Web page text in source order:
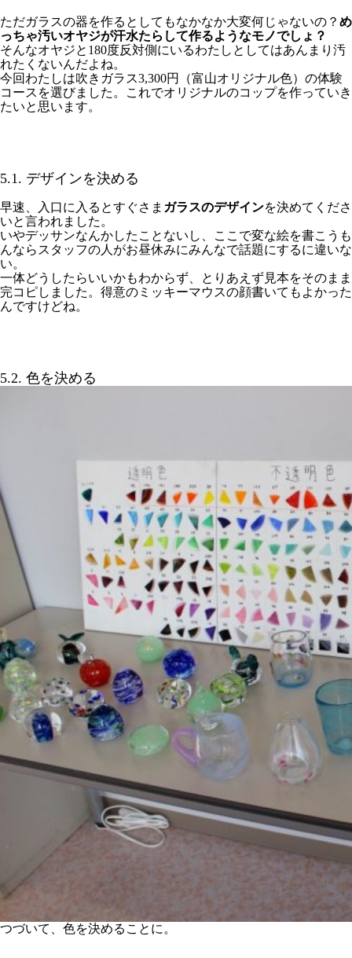
ただガラスの器を作るとしてもなかなか大変何じゃないの？ め
っちゃ汚いオヤジが汗水たらして作るようなモノでしょ？
そんなオヤジと180度反対側にいるわたしとしてはあんまり汚
れたくないんだよね。
今回わたしは吹きガラス3,300円（富山オリジナル色）の体験
コースを選びました。これでオリジナルのコップを作っていき
たいと思います。
5.1. デザインを決める
早速、入口に入るとすぐさま ガラスのデザインを決めてくださ
いと言われました。
いやデッサンなんかしたことないし、ここで変な絵を書こうも
んならスタッフの人がお昼休みにみんなで話題にするに違いな
い。
一体どうしたらいいかもわからず、とりあえず見本をそのまま
完コピしました。得意のミッキーマウスの顔書いてもよかった
んですけどね。
5.2. 色を決める
つづいて、色を決めることに。